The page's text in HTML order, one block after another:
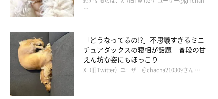
…
「どうなってるの!?」不思議すぎるミニ
チュアダックスの寝相が話題 普段の甘
えん坊な姿にもほっこり
X（旧Twitter）ユーザー＠chacha210309さん …